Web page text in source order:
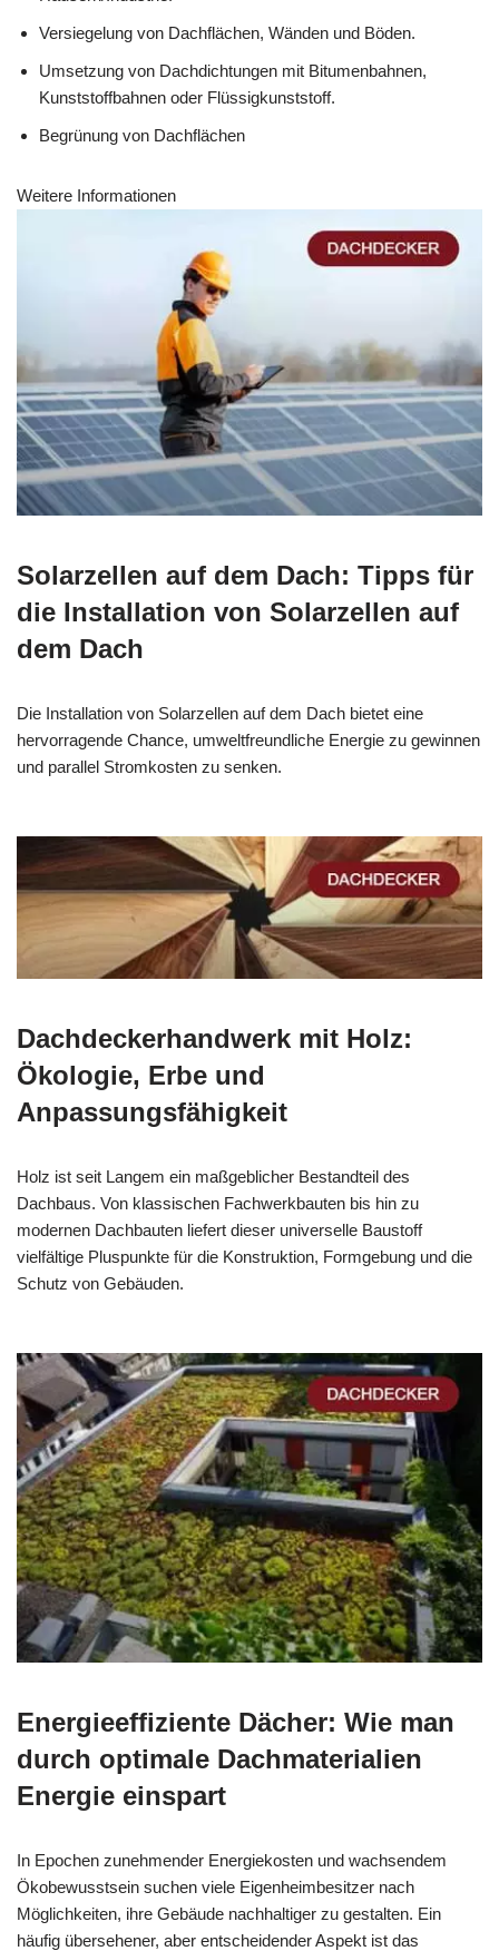
Versiegelung von Dachflächen, Wänden und Böden.
Umsetzung von Dachdichtungen mit Bitumenbahnen,
Kunststoffbahnen oder Flüssigkunststoff.
Begrünung von Dachflächen
Weitere Informationen
Solarzellen auf dem Dach: Tipps für
die Installation von Solarzellen auf
dem Dach
Die Installation von Solarzellen auf dem Dach bietet eine
hervorragende Chance, umweltfreundliche Energie zu gewinnen
und parallel Stromkosten zu senken.
Dachdeckerhandwerk mit Holz:
Ökologie, Erbe und
Anpassungsfähigkeit
Holz ist seit Langem ein maßgeblicher Bestandteil des
Dachbaus. Von klassischen Fachwerkbauten bis hin zu
modernen Dachbauten liefert dieser universelle Baustoff
vielfältige Pluspunkte für die Konstruktion, Formgebung und die
Schutz von Gebäuden.
Energieeffiziente Dächer: Wie man
durch optimale Dachmaterialien
Energie einspart
In Epochen zunehmender Energiekosten und wachsendem
Ökobewusstsein suchen viele Eigenheimbesitzer nach
Möglichkeiten, ihre Gebäude nachhaltiger zu gestalten. Ein
häufig übersehener, aber entscheidender Aspekt ist das